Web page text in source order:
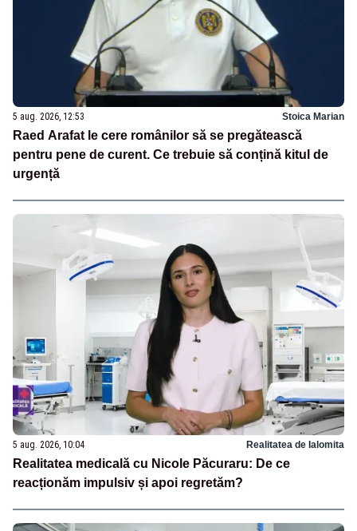
5 aug. 2026, 12:53 Stoica Marian
Raed Arafat le cere românilor să se pregătească
pentru pene de curent. Ce trebuie să conțină kitul de
urgență
5 aug. 2026, 10:04 Realitatea de Ialomita
Realitatea medicală cu Nicole Păcuraru: De ce
reacționăm impulsiv și apoi regretăm?